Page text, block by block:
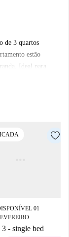
de 3 quartos
estão
Ideal para
nova jornada
de Chiquetete,
populares como
01
- single bed